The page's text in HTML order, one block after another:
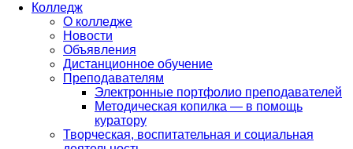
Колледж
О колледже
Новости
Объявления
Дистанционное обучение
Преподавателям
Электронные портфолио преподавателей
Методическая копилка — в помощь
куратору
Творческая, воспитательная и социальная